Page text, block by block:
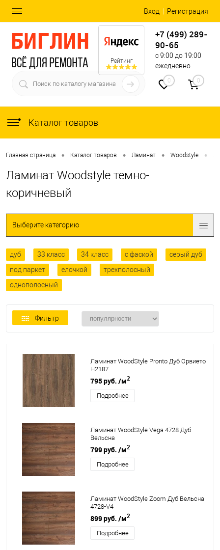
Вход Регистрация
Рейтинг
+7 (499) 289-
90-65
с 9:00 до 19:00
ежедневно
0 0
Каталог товаров
Главная страница • Каталог товаров • Ламинат • Woodstyle •
Ламинат Woodstyle темно-
коричневый
Выберите категорию
дуб 33 класс 34 класс с фаской
серый дуб
под паркет
елочкой
трехполосный
однополосный
Фильтр
Ламинат WoodStyle Pronto Дуб Орвието
H2187
795 руб. /м2
Подробнее
Ламинат WoodStyle Vega 4728 Дуб
Вельсна
799 руб. /м2
Подробнее
Ламинат WoodStyle Zoom Дуб Вельсна
4728-V4
899 руб. /м2
Подробнее